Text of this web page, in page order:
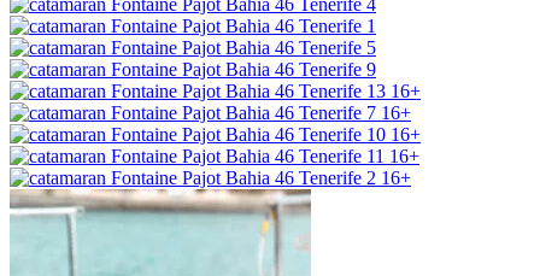
16+
16+
16+
16+
16+